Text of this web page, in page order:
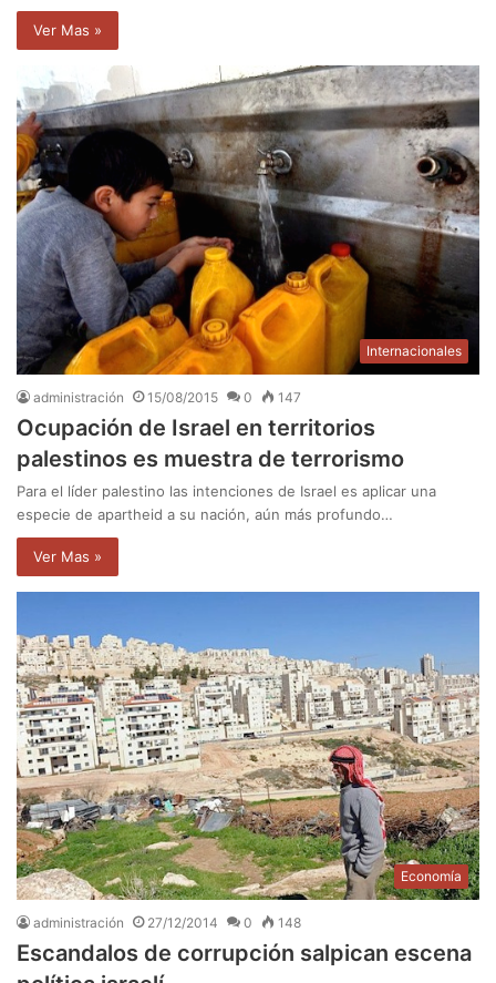
Ver Mas »
Internacionales
administración 15/08/2015 0 147
Ocupación de Israel en territorios
palestinos es muestra de terrorismo
Para el líder palestino las intenciones de Israel es aplicar una
especie de apartheid a su nación, aún más profundo…
Ver Mas »
Economía
administración 27/12/2014 0 148
Escandalos de corrupción salpican escena